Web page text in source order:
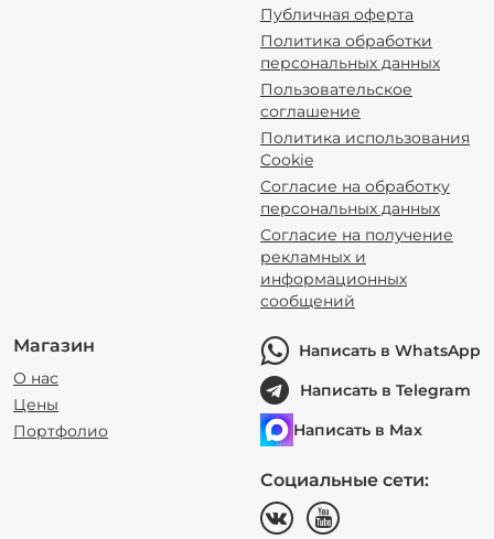
Публичная оферта
Политика обработки
персональных данных
Пользовательское
соглашение
Политика использования
Cookie
Согласие на обработку
персональных данных
Согласие на получение
рекламных и
информационных
сообщений
Магазин
О нас
Цены
Портфолио
Написать в WhatsApp
Написать в Telegram
Написать в Max
Социальные сети: